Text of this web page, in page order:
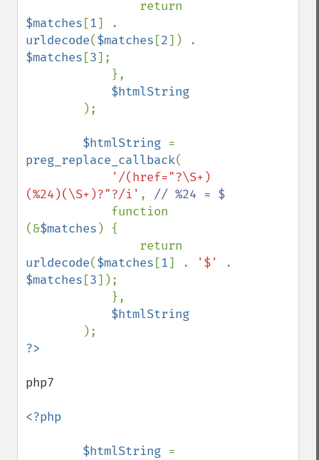
$matches [1
urldecode($matches [2
$matches [3];
$htmlString
);
$htmlString
preg_replace_callback(
'/(href="?\S+)
(%24)(\S+)?"?/i' , // %24 = $
function
(&$matches ) {
urldecode($matches [1] . '$'
$matches [3]);
$htmlString
php7
<?php
        $htmlString